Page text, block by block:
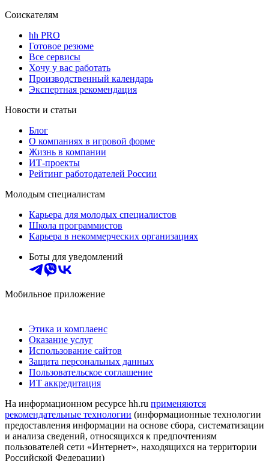
Соискателям
hh PRO
Готовое резюме
Все сервисы
Хочу у вас работать
Производственный календарь
Экспертная рекомендация
Новости и статьи
Блог
О компаниях в игровой форме
Жизнь в компании
ИТ-проекты
Рейтинг работодателей России
Молодым специалистам
Карьера для молодых специалистов
Школа программистов
Карьера в некоммерческих организациях
Боты для уведомлений
Мобильное приложение
Этика и комплаенс
Оказание услуг
Использование сайтов
Защита персональных данных
Пользовательское соглашение
ИТ аккредитация
На информационном ресурсе hh.ru применяются
рекомендательные технологии (информационные технологии
предоставления информации на основе сбора, систематизации
и анализа сведений, относящихся к предпочтениям
пользователей сети «Интернет», находящихся на территории
Российской Федерации)